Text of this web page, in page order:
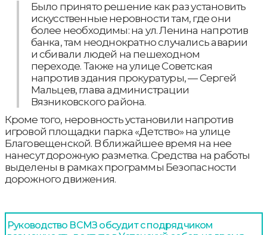
Было принято решение как раз установить
искусственные неровности там, где они
более необходимы: на ул. Ленина напротив
банка, там неоднократно случались аварии
и сбивали людей на пешеходном
переходе. Также на улице Советская
напротив здания прокуратуры, — Сергей
Мальцев, глава администрации
Вязниковского района.
Кроме того, неровность установили напротив
игровой площадки парка «Детство» на улице
Благовещенской. В ближайшее время на нее
нанесут дорожную разметка. Средства на работы
выделены в рамках программы Безопасности
дорожного движения.
Руководство ВСМЗ обсудит с подрядчиком